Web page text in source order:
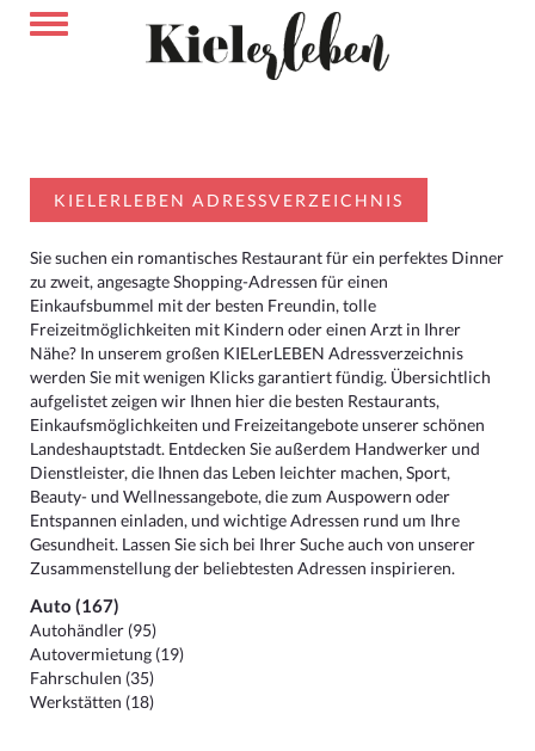
KIELERLEBEN ADRESSVERZEICHNIS
Sie suchen ein romantisches Restaurant für ein perfektes Dinner
zu zweit, angesagte Shopping-Adressen für einen
Einkaufsbummel mit der besten Freundin, tolle
Freizeitmöglichkeiten mit Kindern oder einen Arzt in Ihrer
Nähe? In unserem großen KIELerLEBEN Adressverzeichnis
werden Sie mit wenigen Klicks garantiert fündig. Übersichtlich
aufgelistet zeigen wir Ihnen hier die besten Restaurants,
Einkaufsmöglichkeiten und Freizeitangebote unserer schönen
Landeshauptstadt. Entdecken Sie außerdem Handwerker und
Dienstleister, die Ihnen das Leben leichter machen, Sport,
Beauty- und Wellnessangebote, die zum Auspowern oder
Entspannen einladen, und wichtige Adressen rund um Ihre
Gesundheit. Lassen Sie sich bei Ihrer Suche auch von unserer
Zusammenstellung der beliebtesten Adressen inspirieren.
Auto (167)
Autohändler (95)
Autovermietung (19)
Fahrschulen (35)
Werkstätten (18)